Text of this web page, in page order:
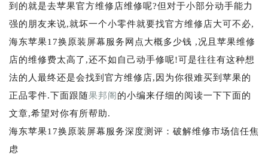
到的就是去苹果官方维修店维修呢?但对于小部分动手能力
强的朋友来说,就坏一个小零件就要找官方维修店大可不必,
海东苹果17换原装屏幕服务网点大概多少钱 ,况且苹果维修
店的维修费太高了,还不如自己动手修呢!可是往往有这种想
法的人最终还是会找到官方维修店,因为你很难买到苹果的
正品零件.下面跟随果邦阁的小编来仔细的阅读一下下面的
文章,希望对你有所帮助.
海东苹果17换原装屏幕服务深度测评：破解维修市场信任焦
虑